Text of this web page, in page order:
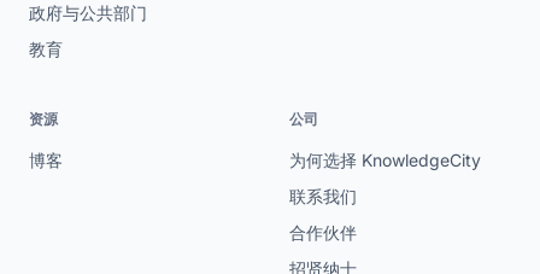
政府与公共部门
教育
资源
博客
公司
为何选择 KnowledgeCity
联系我们
合作伙伴
招贤纳士